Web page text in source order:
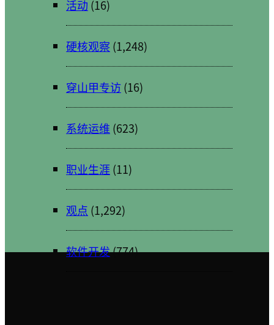
活动 (16)
硬核观察 (1,248)
穿山甲专访(16)
系统运维 (623)
职业生涯(11)
观点 (1,292)
软件开发(774)